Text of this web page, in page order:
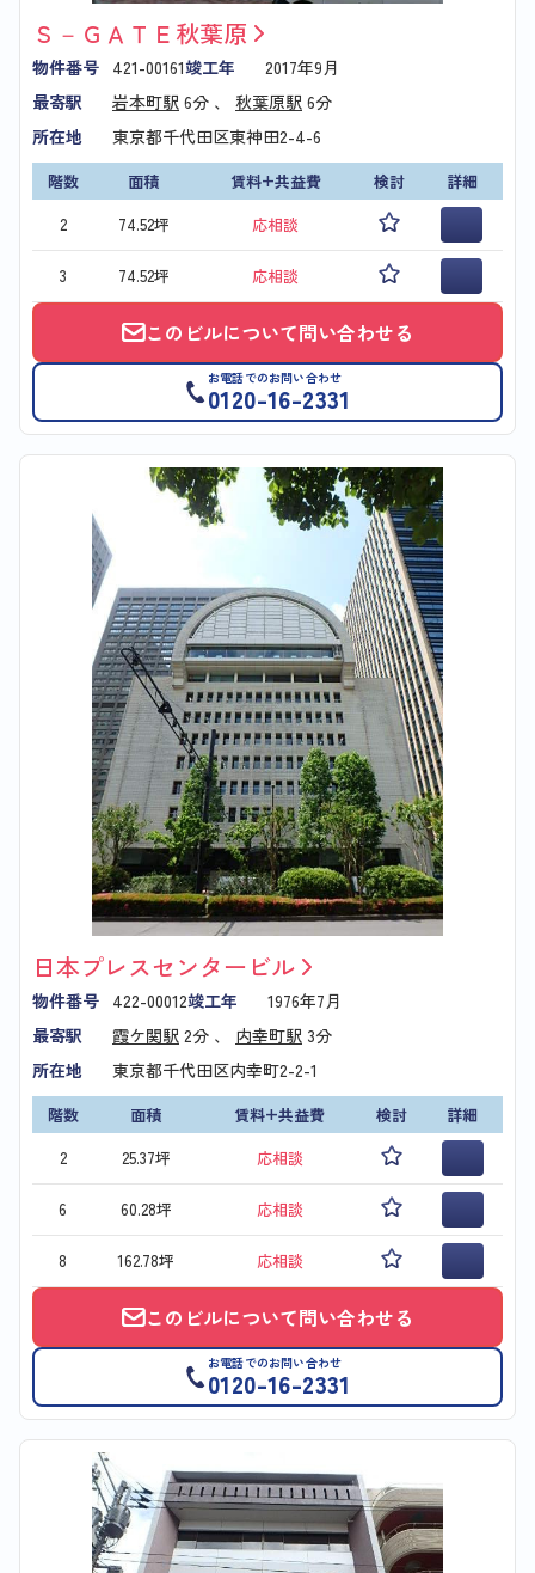
Ｓ－ＧＡＴＥ秋葉原
物件番号 421-00161竣工年
2017年9月
最寄駅
岩本町駅 6分 、 秋葉原駅 6分
所在地
東京都千代田区東神田2-4-6
階数 面積 賃料+共益費 検討
詳細
2
74.52坪 応相談
3 74.52坪 応相談
このビルについて問い合わせる
お電話でのお問い合わせ
0120-16-2331
日本プレスセンタービル
物件番号 422-00012竣工年
1976年7月
最寄駅
霞ケ関駅 2分 、 内幸町駅 3分
所在地
東京都千代田区内幸町2-2-1
階数 面積 賃料+共益費 検討
詳細
2
25.37坪 応相談
6 60.28坪 応相談
8 162.78坪 応相談
このビルについて問い合わせる
お電話でのお問い合わせ
0120-16-2331